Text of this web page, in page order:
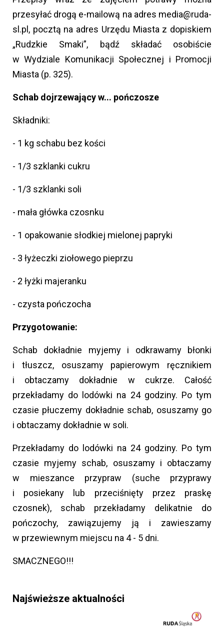
przesyłać drogą e-mailową na adres media@ruda-
sl.pl, pocztą na adres Urzędu Miasta z dopiskiem
„Rudzkie Smaki”, bądź składać osobiście
w Wydziale Komunikacji Społecznej i Promocji
Miasta (p. 325).
Schab dojrzewający w... pończosze
Składniki:
- 1 kg schabu bez kości
- 1/3 szklanki cukru
- 1/3 szklanki soli
- mała główka czosnku
- 1 opakowanie słodkiej mielonej papryki
- 3 łyżeczki ziołowego pieprzu
- 2 łyżki majeranku
- czysta pończocha
Przygotowanie:
Schab dokładnie myjemy i odkrawamy błonki
i tłuszcz, osuszamy papierowym ręcznikiem
i obtaczamy dokładnie w cukrze. Całość
przekładamy do lodówki na 24 godziny. Po tym
czasie płuczemy dokładnie schab, osuszamy go
i obtaczamy dokładnie w soli.
Przekładamy do lodówki na 24 godziny. Po tym
czasie myjemy schab, osuszamy i obtaczamy
w mieszance przypraw (suche przyprawy
i posiekany lub przeciśnięty przez praskę
czosnek), schab przekładamy delikatnie do
pończochy, zawiązujemy ją i zawieszamy
w przewiewnym miejscu na 4 - 5 dni.
SMACZNEGO!!!
Najświeższe aktualności